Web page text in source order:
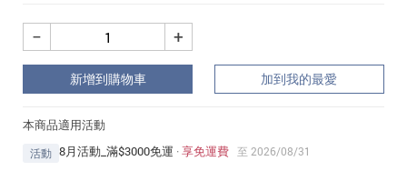
+
−
新增到購物車 加到我的最愛
本商品適用活動
活動 8月活動_滿$3000免運 ·享免運費 至 2026/08/31